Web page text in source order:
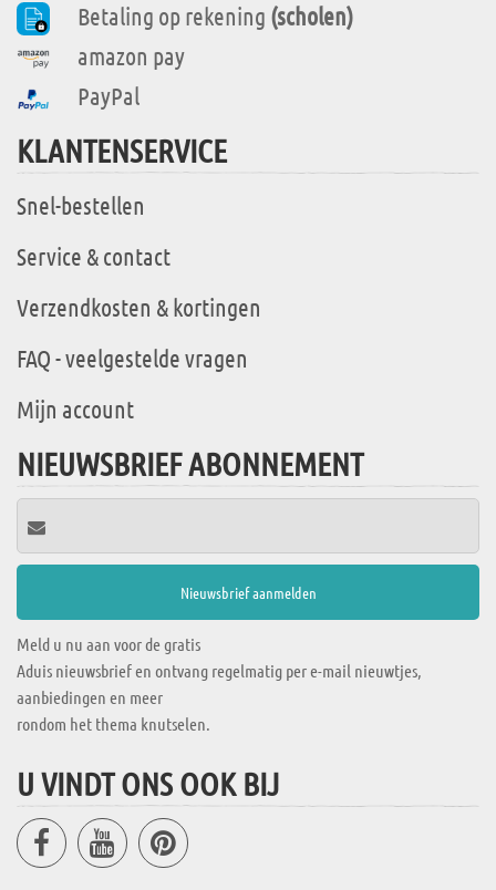
Betaling op rekening (scholen)
amazon pay
PayPal
KLANTENSERVICE
Snel-bestellen
Service & contact
Verzendkosten & kortingen
FAQ - veelgestelde vragen
Mijn account
NIEUWSBRIEF ABONNEMENT
Meld u nu aan voor de gratis
Aduis nieuwsbrief en ontvang regelmatig per e-mail nieuwtjes,
aanbiedingen en meer
rondom het thema knutselen.
U VINDT ONS OOK BIJ